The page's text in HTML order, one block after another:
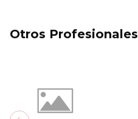
Otros Profesionales